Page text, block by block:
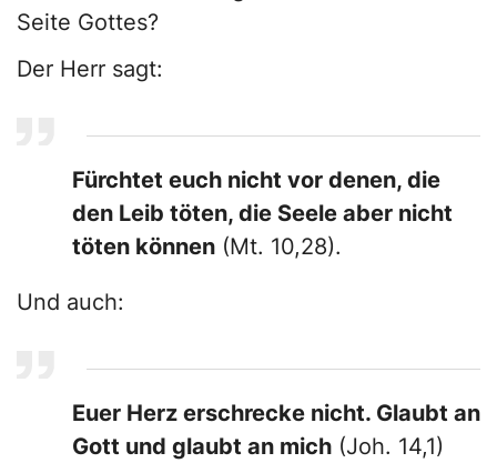
Seite Gottes?
Der Herr sagt:
Fürchtet euch nicht vor denen, die
den Leib töten, die Seele aber nicht
töten können (Mt. 10,28).
Und auch:
Euer Herz erschrecke nicht. Glaubt an
Gott und glaubt an mich (Joh. 14,1)